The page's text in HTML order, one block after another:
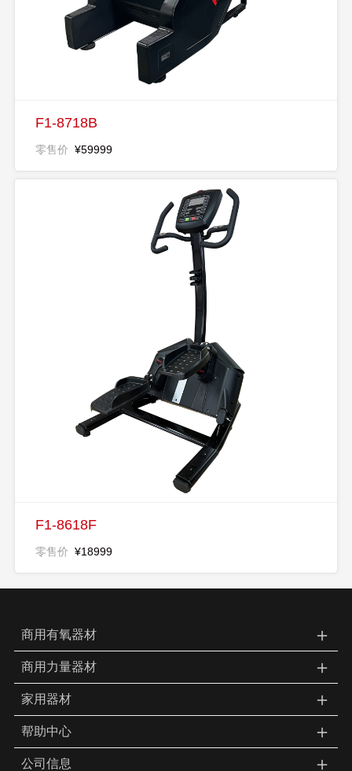
F1-8718B
零售价 ¥59999
F1-8618F
零售价 ¥18999
商用有氧器材 ＋
商用力量器材 ＋
家用器材 ＋
帮助中心 ＋
公司信息 ＋